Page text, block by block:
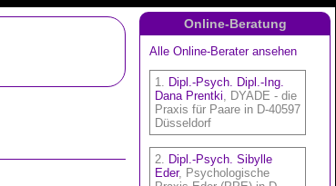
Online-Beratung